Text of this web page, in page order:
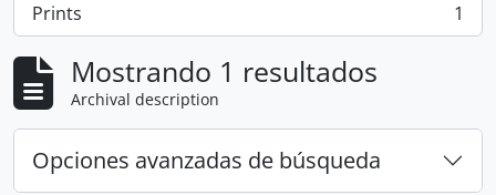
Prints
, 1 resultados 1
Mostrando 1 resultados
Archival description
Opciones avanzadas de búsqueda